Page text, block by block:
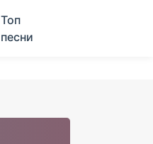
Топ
песни